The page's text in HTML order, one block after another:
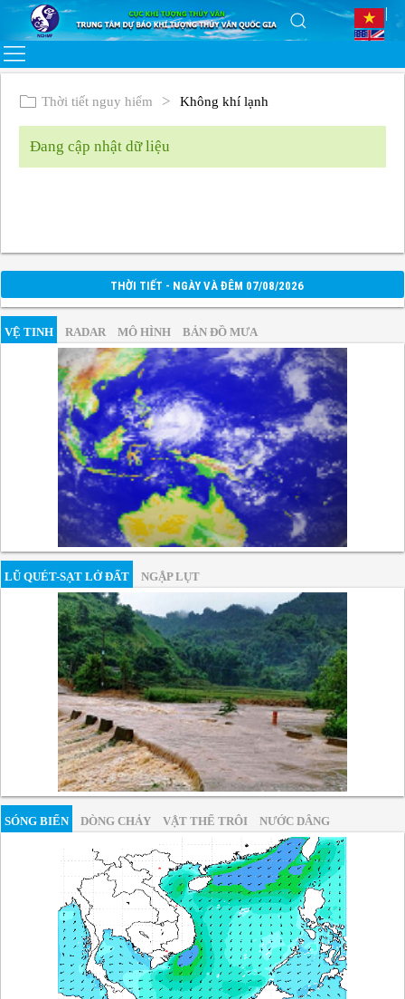
Thời tiết nguy hiểm Không khí lạnh
Đang cập nhật dữ liệu
THỜI TIẾT - NGÀY VÀ ĐÊM 07/08/2026
VỆ TINH RADAR MÔ HÌNH BẢN ĐỒ MƯA
LŨ QUÉT-SẠT LỞ ĐẤT NGẬP LỤT
SÓNG BIỂN DÒNG CHẢY VẬT THỂ TRÔI NƯỚC DÂNG